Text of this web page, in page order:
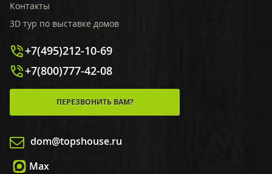
Контакты
3D тур по выставке домов
+7(495)212-10-69
+7(800)777-42-08
ПЕРЕЗВОНИТЬ ВАМ?
dom@topshouse.ru
Max